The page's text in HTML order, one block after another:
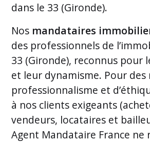
dans le 33 (Gironde).
Nos mandataires
des professionnels de
33 (Gironde), reconnus pour
et leur dynamisme. Pour des
professionnalisme et
à nos clients exigeants
vendeurs, locataires et
Agent Mandataire France ne